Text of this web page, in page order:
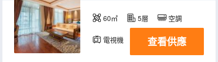
60㎡ 5層 空調
電視機 冰箱
查看供應